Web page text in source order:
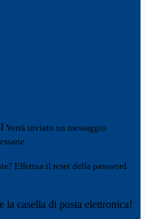
Verrà inviato un messaggio
Effettua il reset della password
casella di posta elettronica!